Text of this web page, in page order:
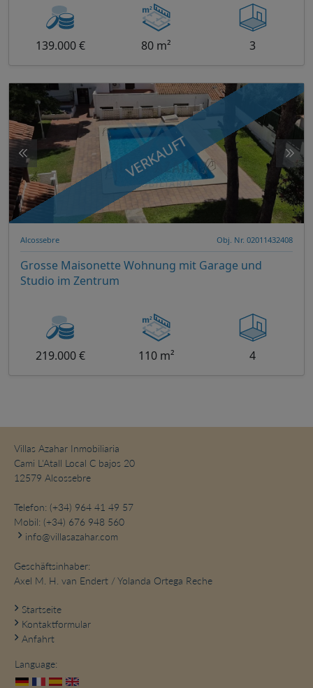
139.000 € 80 m² 3
VERKAUFT
Alcossebre Obj. Nr. 02011432408
Grosse Maisonette Wohnung mit Garage und
Studio im Zentrum
219.000 € 110 m² 4
Villas Azahar Inmobiliaria
Cami L'Atall Local C bajos 20
12579 Alcossebre
Telefon: (+34) 964 41 49 57
Mobil: (+34) 676 948 560
info@villasazahar.com
Geschäftsinhaber:
Axel M. H. van Endert / Yolanda Ortega Reche
Startseite
Kontaktformular
Anfahrt
Language: